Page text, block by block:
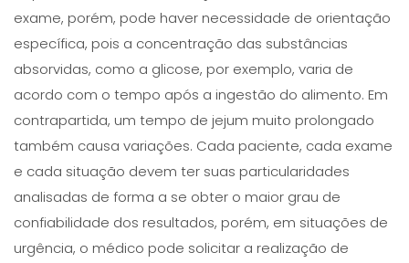
exame, porém, pode haver necessidade de orientação
específica, pois a concentração das substâncias
absorvidas, como a glicose, por exemplo, varia de
acordo com o tempo após a ingestão do alimento. Em
contrapartida, um tempo de jejum muito prolongado
também causa variações. Cada paciente, cada exame
e cada situação devem ter suas particularidades
analisadas de forma a se obter o maior grau de
confiabilidade dos resultados, porém, em situações de
urgência, o médico pode solicitar a realização de